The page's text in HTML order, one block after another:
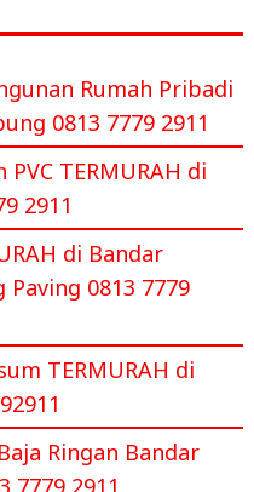
Rumah Pribadi
0813 7779 2911
TERMURAH di
2911
di Bandar
Paving 0813 7779
TERMURAH di
Ringan Bandar
7779 2911